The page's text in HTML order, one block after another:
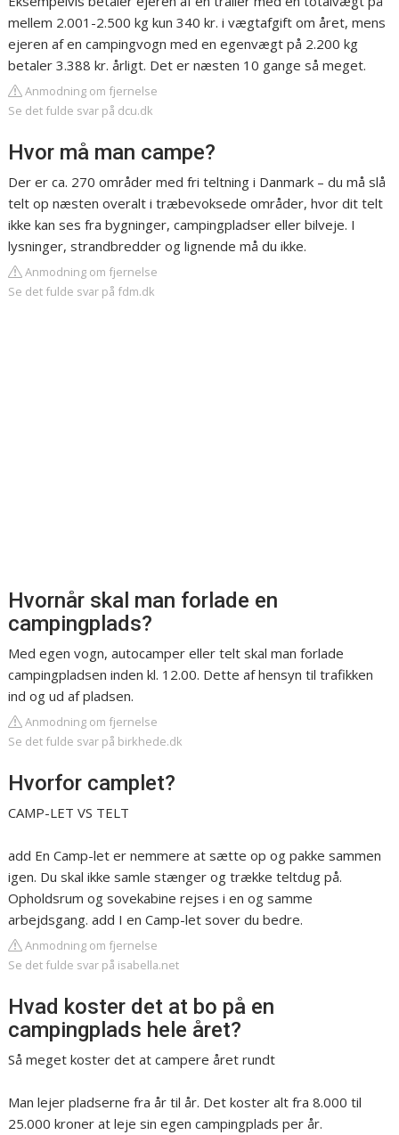
mellem 2.001-2.500 kg kun 340 kr. i vægtafgift om året, mens
ejeren af en campingvogn med en egenvægt på 2.200 kg
betaler 3.388 kr. årligt. Det er næsten 10 gange så meget.
Anmodning om fjernelse
Se det fulde svar på dcu.dk
Hvor må man campe?
Der er ca. 270 områder med fri teltning i Danmark – du må slå
telt op næsten overalt i træbevoksede områder, hvor dit telt
ikke kan ses fra bygninger, campingpladser eller bilveje. I
lysninger, strandbredder og lignende må du ikke.
Anmodning om fjernelse
Se det fulde svar på fdm.dk
Hvornår skal man forlade en
campingplads?
Med egen vogn, autocamper eller telt skal man forlade
campingpladsen inden kl. 12.00. Dette af hensyn til trafikken
ind og ud af pladsen.
Anmodning om fjernelse
Se det fulde svar på birkhede.dk
Hvorfor camplet?
CAMP-LET VS TELT
add En Camp-let er nemmere at sætte op og pakke sammen
igen. Du skal ikke samle stænger og trække teltdug på.
Opholdsrum og sovekabine rejses i en og samme
arbejdsgang. add I en Camp-let sover du bedre.
Anmodning om fjernelse
Se det fulde svar på isabella.net
Hvad koster det at bo på en
campingplads hele året?
Så meget koster det at campere året rundt
Man lejer pladserne fra år til år. Det koster alt fra 8.000 til
25.000 kroner at leje sin egen campingplads per år.